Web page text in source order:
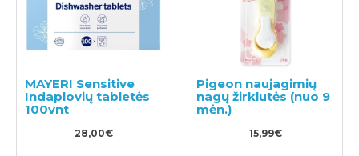
MAYERI Sensitive
Indaplovių tabletės
100vnt
28,00€
Pigeon naujagimių
nagų žirklutės (nuo 9
mėn.)
15,99€